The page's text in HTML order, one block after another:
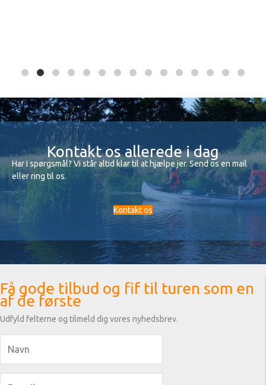
Kontakt os allerede i dag
Har I spørgsmål? Vi står altid klar til at hjælpe jer. Send os en mail
eller ring til os.
Kontakt os
Få gode tilbud og fif til turen som en
af de første
Udfyld felterne og tilmeld dig vores nyhedsbrev.